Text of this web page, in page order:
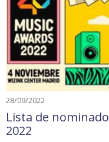
28/09/2022
Lista de
2022